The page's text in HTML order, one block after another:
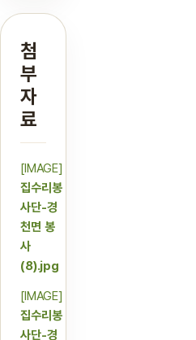
첨
부
자
료
[IMAGE]
집수리봉
사단-경
천면 봉
사
(8).jpg
[IMAGE]
집수리봉
사단-경